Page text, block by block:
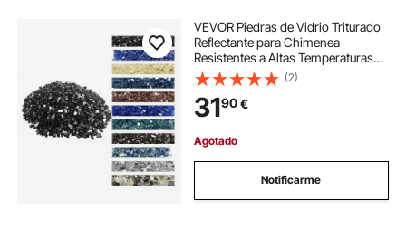
VEVOR Piedras de Vidrio Triturado
Reflectante para Chimenea
Resistentes a Altas Temperaturas
600 ℃, 9 kg, 12,7 mm, sin Humo,
Color Negro, Ideales para Mesa de
Fogón, Fogatas, Chimeneas y
Jardines
(2)
3190€
Agotado
Notificarme